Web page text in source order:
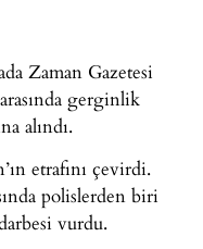
Zaman Gazetesi
gerginlik
alındı.
etrafını çevirdi.
polislerden biri
vurdu.